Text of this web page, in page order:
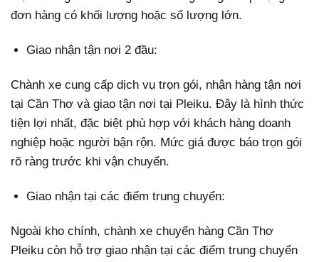
đơn hàng có khối lượng hoặc số lượng lớn.
Giao nhận tận nơi 2 đầu:
Chành xe cung cấp dịch vụ trọn gói, nhận hàng tận nơi
tại Cần Thơ và giao tận nơi tại Pleiku. Đây là hình thức
tiện lợi nhất, đặc biệt phù hợp với khách hàng doanh
nghiệp hoặc người bận rộn. Mức giá được báo trọn gói
rõ ràng trước khi vận chuyển.
Giao nhận tại các điểm trung chuyển:
Ngoài kho chính, chành xe chuyển hàng Cần Thơ
Pleiku còn hỗ trợ giao nhận tại các điểm trung chuyển